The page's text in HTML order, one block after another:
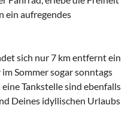
ein aufregendes
sich nur 7 km entfernt ein
Sommer sogar sonntags
Tankstelle sind ebenfalls
Deines idyllischen Urlaubs